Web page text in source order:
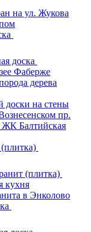
на ул. Жукова
доска
Фаберже
дерева
доски на стены
пр.
ЖК Балтийская
(плитка)
кухня
в Энколово